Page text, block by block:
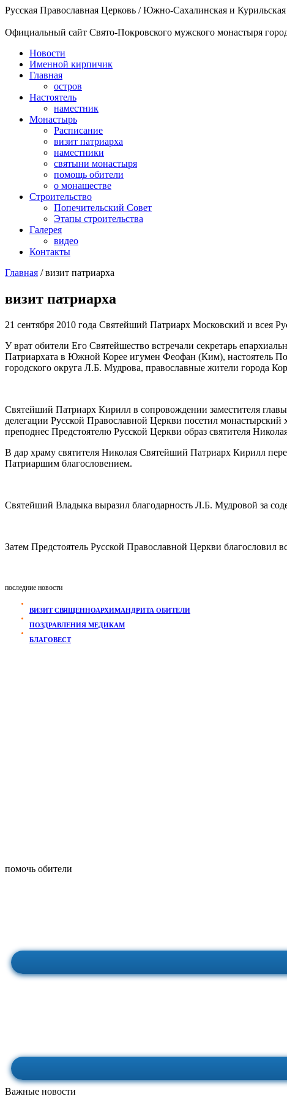
Русская Православная Церковь / Южно-Сахалинская и
Официальный сайт Свято-Покровского мужского монастыря
Новости
Именной кирпичик
Главная
остров
Настоятель
наместник
Монастырь
Расписание
визит патриарха
наместники
святыни монастыря
помощь обители
о монашестве
Строительство
Попечительский Совет
Этапы строительства
Галерея
видео
Контакты
Главная /визит патриарха
визит патриарха
21 сентября 2010 года Святейший Патриарх Московский и всея
У врат обители Его Святейшество встречали секретарь
Патриархата в Южной Корее игумен Феофан (Ким), настоятель
городского округа Л.Б. Мудрова, православные жители города
Святейший Патриарх Кирилл в сопровождении заместителя
делегации Русской Православной Церкви посетил монастырский
преподнес Предстоятелю Русской Церкви образ святителя
В дар храму святителя Николая Святейший Патриарх Кирилл
Патриаршим благословением.
Святейший Владыка выразил благодарность Л.Б. Мудровой за
Затем Предстоятель Русской Православной Церкви благословил
последние новости
ВИЗИТ СВЯЩЕННОАРХИМАНДРИТА ОБИТЕЛИ
ПОЗДРАВЛЕНИЯ МЕДИКАМ
БЛАГОВЕСТ
помочь обители
Важные новости